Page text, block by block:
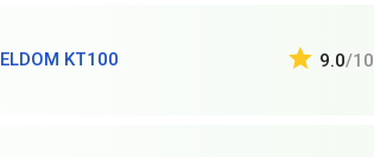
ELDOM KT100 9.0/10